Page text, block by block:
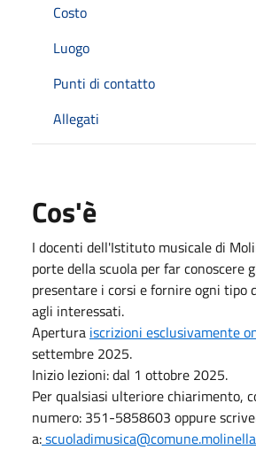
Costo
Luogo
Punti di contatto
Allegati
Cos'è
I docenti dell'Istituto musicale di
porte della scuola per far conoscere
presentare i corsi e fornire ogni tipo
agli interessati.
Apertura iscrizioni esclusivamente
settembre 2025.
Inizio lezioni: dal 1 ottobre 2025.
Per qualsiasi ulteriore chiarimento,
numero: 351-5858603 oppure
a: